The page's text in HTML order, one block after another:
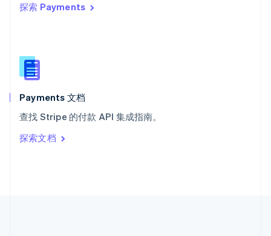
探索 Payments
Payments 文档
查找 Stripe 的付款 API 集成指南。
探索文档
西班牙
新西兰
English
匈牙利
English
ItalianoEnglish
印度
English